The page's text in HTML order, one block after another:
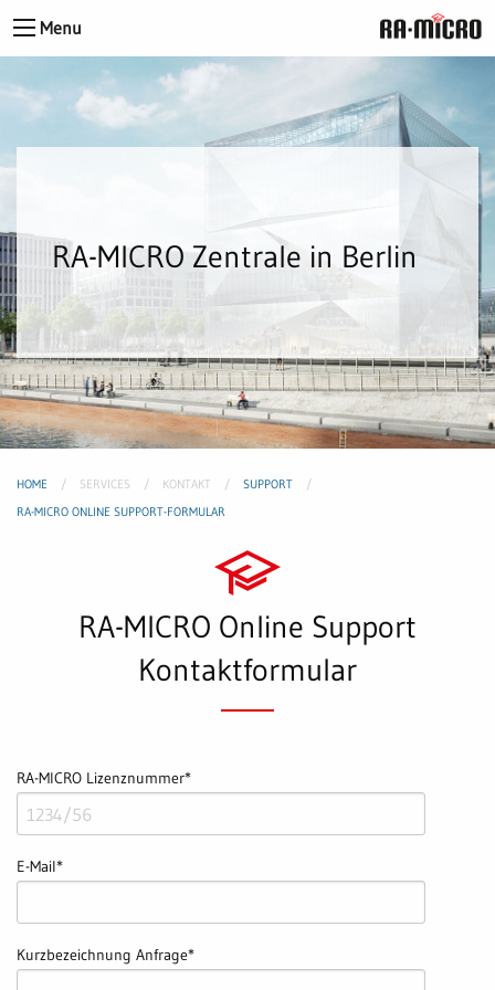
Menu
RA-MICRO Zentrale in Berlin
HOME SERVICES KONTAKT
SUPPORT
RA-MICRO ONLINE SUPPORT-FORMULAR
RA-MICRO Online Support
Kontaktformular
RA-MICRO Lizenznummer*
E-Mail*
Kurzbezeichnung Anfrage*